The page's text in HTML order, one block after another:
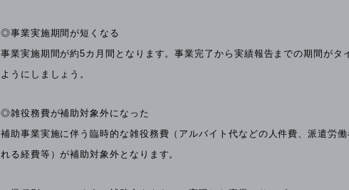
◎事業実施期間が短くなる
事業実施期間が約5カ月間となります。事業完了から実績報告までの期間がタ
ようにしましょう。
◎雑役務費が補助対象外になった
補助事業実施に伴う臨時的な雑役務費（アルバイト代などの人件費、派遣労
れる経費等）が補助対象外となります。